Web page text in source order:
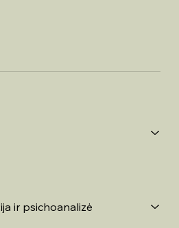
ir psichoanalizė